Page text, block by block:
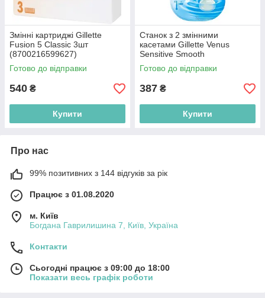
Змінні картриджі Gillette
Fusion 5 Classic 3шт
(8700216599627)
Готово до відправки
540 ₴
Купити
Станок з 2 змінними
касетами Gillette Venus
Sensitive Smooth
(7702018486960)
Готово до відправки
387 ₴
Купити
Про нас
99% позитивних з 144 відгуків за рік
Працює з 01.08.2020
м. Київ
Богдана Гаврилишина 7, Київ, Україна
Контакти
Сьогодні працює з 09:00 до 18:00
Показати весь графік роботи